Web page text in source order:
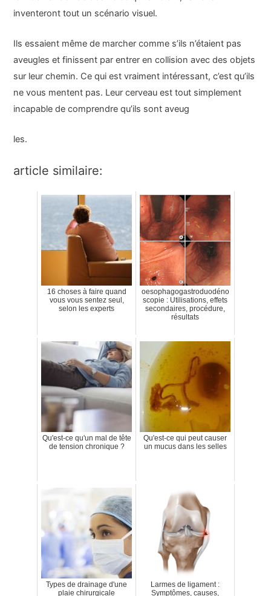
inventeront tout un scénario visuel.
Ils essaient même de marcher comme s’ils n’étaient pas
aveugles et finissent par entrer en collision avec des objets
sur leur chemin. Ce qui est vraiment intéressant, c’est qu’ils
ne vous mentent pas. Leur cerveau est tout simplement
incapable de comprendre qu’ils sont aveug
les.
article similaire:
16 choses à faire quand
vous vous sentez seul,
selon les experts
oesophagogastroduodéno
scopie : Utilisations, effets
secondaires, procédure,
résultats
Qu'est-ce qu'un mal de tête
de tension chronique ?
Qu'est-ce qui peut causer
un mucus dans les selles
Types de drainage d'une
plaie chirurgicale
Larmes de ligament :
Symptômes, causes,